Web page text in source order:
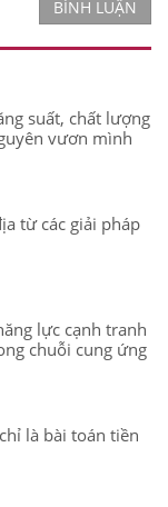
BÌNH LUẬN
suất, chất lượng
vươn mình
từ các giải pháp
lực cạnh tranh
chuỗi cung ứng
là bài toán tiền